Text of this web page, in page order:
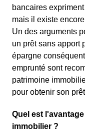
bancaires
mais il existe
Un des arguments
un prêt sans apport
épargne
emprunté sont
patrimoine
pour obtenir son
Quel est
immobilier ?